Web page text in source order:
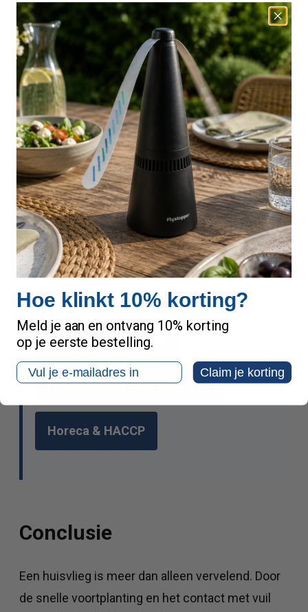
Gebruik een vliegenlamp op een
strategische plek.
Kies in keukens en horeca bij voorkeur
voor een kleefplaat-vliegenlamp.
Welke oplossing past bij
uw situatie?
Voor iedere situatie is er een andere
oplossing. Een woning vraagt om een
andere aanpak dan een horecakeuken,
bakkerij of bedrijfspand.
Bekijk vliegenlampen
Professionele vliegenlampen
Horeca & HACCP
Conclusie
Een huisvlieg is meer dan alleen vervelend. Door
de snelle voortplanting en het contact met vuil
Hoe klinkt 10% korting?
Meld je aan en ontvang 10% korting
op je eerste bestelling.
Email Claim je korting